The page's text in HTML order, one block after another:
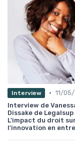
Interview • 11/
Interview de
Dissake de Legalsup
L'impact du droit
l'innovation en